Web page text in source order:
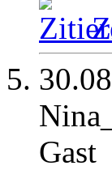
Gast